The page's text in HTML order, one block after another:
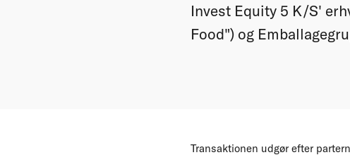
Invest Equity 5 K/S'
Food") og
Transaktionen udgør efter